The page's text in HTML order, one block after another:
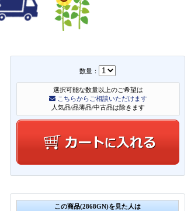
数量：
選択可能な数量以上のご希望は
こちらからご相談いただけます
人気品/品薄品/中古品は除きます
この商品(2868GN)を見た人は